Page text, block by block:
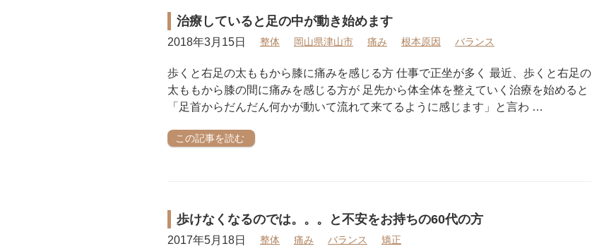
治療していると足の中が動き始めます
2018年3月15日 整体 岡山県津山市 痛み 根本原因 バランス
歩くと右足の太ももから膝に痛みを感じる方 仕事で正坐が多く 最近、歩くと右足の
太ももから膝の間に痛みを感じる方が 足先から体全体を整えていく治療を始めると
「足首からだんだん何かが動いて流れて来てるように感じます」と言わ …
この記事を読む
歩けなくなるのでは。。。と不安をお持ちの60代の方
2017年5月18日 整体 痛み バランス 矯正